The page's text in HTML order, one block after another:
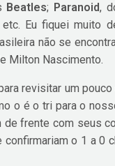
Beatles; Paranoid,
Eu fiquei muito
não se
Milton Nascimento.
revisitar um
o é o tri para o
frente com seus
o 1 a 0